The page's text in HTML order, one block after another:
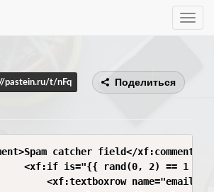
Toggle
pastein.ru/t/nFq Поделиться
catcher field</xf:comment>
2) == 1 }}">
autocomplete="off" rowclass="formRow--limited"